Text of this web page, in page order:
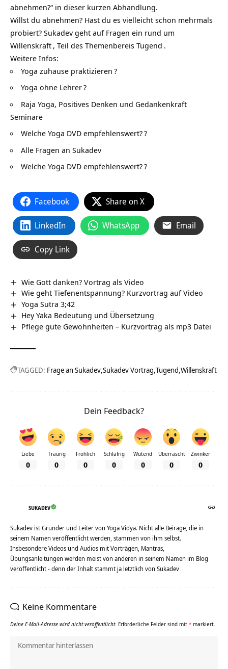
abnehmen?“ in dieser kurzen Abhandlung.
Willst du abnehmen? Hast du es vielleicht schon mehrmals
probiert? Sukadev geht auf Fragen ein rund um
Willenskraft , Teil des Themenbereis Tugend .
Weitere Infos:
Yoga zuhause praktizieren ?
Yoga ohne Lehrer?
Raja Yoga, Positives Denken und Gedankenkraft
Seminare
Welche Yoga DVD empfehlenswert??
Alle Fragen an Sukadev
Welche Yoga DVD empfehlenswert??
Facebook Share on X
LinkedIn WhatsApp Email
Copy Link
Wie Gott danken? Vortrag als Video
Wie geht Tiefenentspannung? Kurzvortrag auf Video
Yoga Sutra 3;42
Hey Yaka Bedeutung und Übersetzung
Pflege gute Gewohnheiten – Kurzvortrag als mp3 Datei
TAGGED: Frage an Sukadev Sukadev Vortrag Tugend Willenskraft
Dein Feedback?
Liebe
0
Traurig
0
Fröhlich
0
Schläfrig
0
Wütend
0
Überrascht
0
Zwinker
0
SUKADEV
Sukadev ist Gründer und Leiter von Yoga Vidya. Nicht alle Beiräge, die in
seinem Namen veröffentlicht werden, stammen von ihm selbst.
Insbesondere Videos und Audios mit Vorträgen, Mantras,
Übungsanleitungen werden meist von anderen in seinem Namen im Blog
veröffentlicht - denn der Inhalt stammt ja letztlich von Sukadev
Keine Kommentare
Deine E-Mail-Adresse wird nicht veröffentlicht. Erforderliche Felder sind mit * markiert.